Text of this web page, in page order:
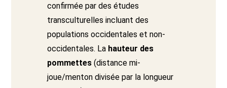
confirmée par des études
transculturelles incluant des
populations occidentales et non-
occidentales. La hauteur des
pommettes(distance mi-
joue/menton divisée par la longueur